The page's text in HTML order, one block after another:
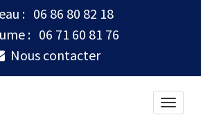
: 06 86 80 82 18
: 06 71 60 81 76
Nous contacter
Toggle